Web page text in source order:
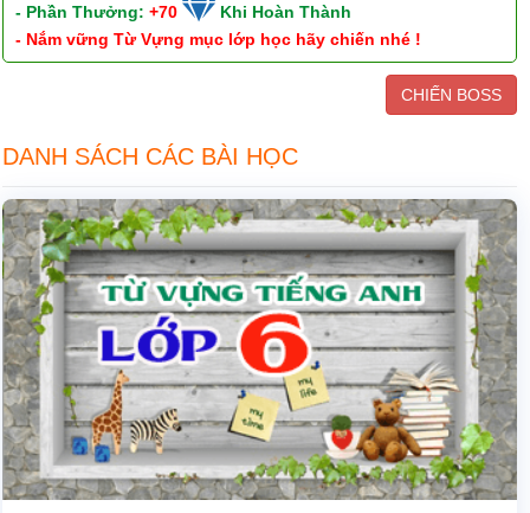
- Phần Thưởng:+70
Khi Hoàn Thành
- Nắm vững Từ Vựng mục lớp học hãy chiến nhé !
CHIẾN BOSS
DANH SÁCH CÁC BÀI HỌC